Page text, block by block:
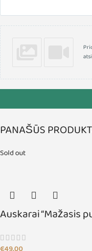
PANAŠŪS
Sold out
Auskarai “Mažasis